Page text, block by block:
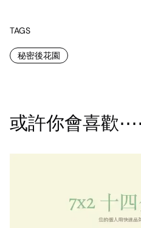
TAGS
秘密後花園
或許你會喜歡